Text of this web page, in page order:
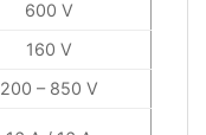
600 V
160 V
200 – 850 V